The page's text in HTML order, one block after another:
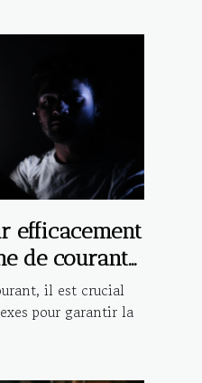
efficacement
de courant
il est crucial
pour garantir la